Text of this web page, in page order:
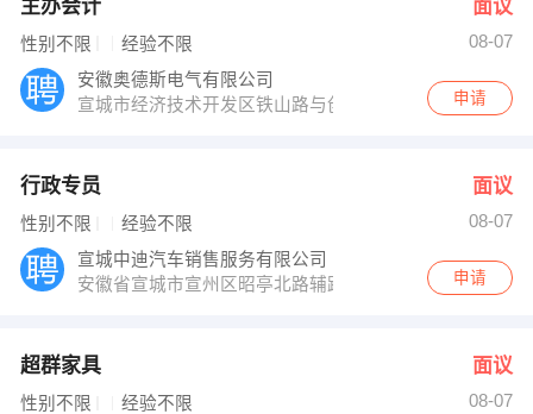
主办会计 面议
性别不限 经验不限
08-07
安徽奥德斯电气有限公司
宣城市经济技术开发区铁山路与创新路交叉口
申请
行政专员 面议
性别不限 经验不限
08-07
宣城中迪汽车销售服务有限公司
安徽省宣城市宣州区昭亭北路辅路
申请
超群家具 面议
性别不限 经验不限
08-07